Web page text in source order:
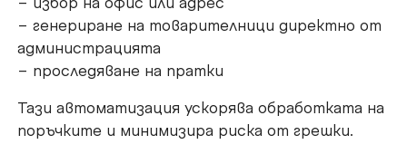
– генериране на товарителници директно от
администрацията
– проследяване на пратки
Тази автоматизация ускорява обработката на
поръчките и минимизира риска от грешки.